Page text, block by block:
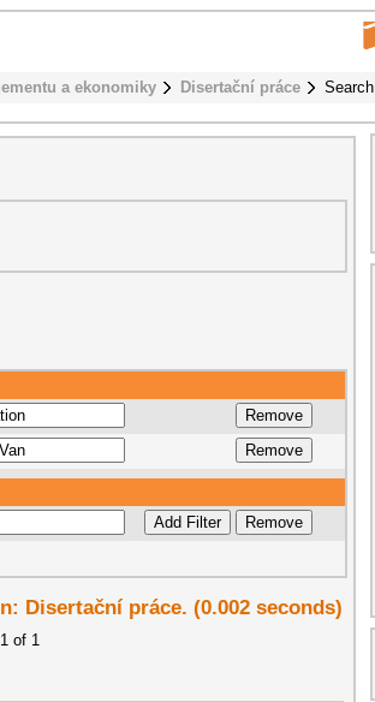
a ekonomiky Disertační práce Search
Disertační práce. (0.002 seconds)
of 1